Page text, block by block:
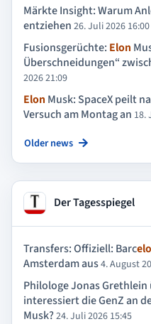
Märkte Insight: Warum
entziehen 26. Juli 2026 16:00
Fusionsgerüchte: Elon
Überschneidungen“
2026 21:09
Elon Musk: SpaceX peilt
Versuch am Montag an 18.
Older news
Der Tagesspiegel
Transfers: Offiziell: Barc
Amsterdam aus4. August
Philologe Jonas Grethlein
interessiert die GenZ an
Musk?24. Juli 2026 15:45